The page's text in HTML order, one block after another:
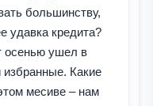
большинству,
удавка кредита?
осенью ушел в
избранные. Какие
месиве – нам